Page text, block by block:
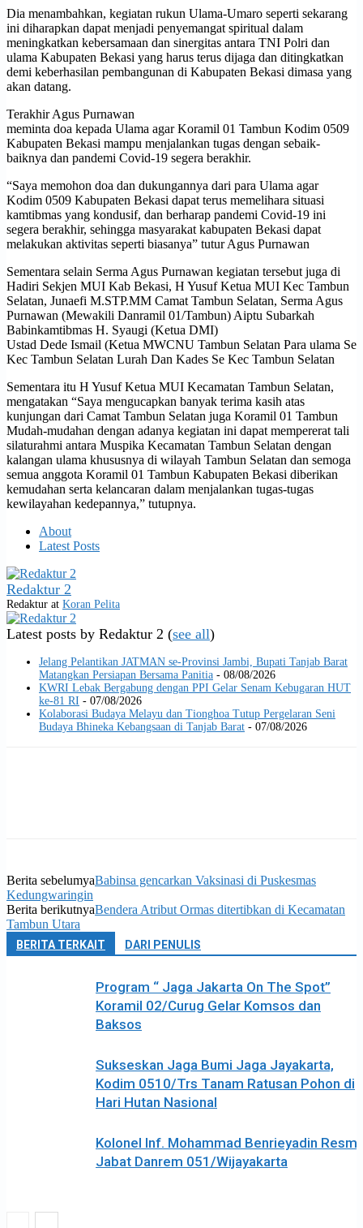
Dia menambahkan, kegiatan rukun Ulama-Umaro seperti sekarang
ini diharapkan dapat menjadi penyemangat spiritual dalam
meningkatkan kebersamaan dan sinergitas antara TNI Polri dan
ulama Kabupaten Bekasi yang harus terus dijaga dan ditingkatkan
demi keberhasilan pembangunan di Kabupaten Bekasi dimasa yang
akan datang.
Terakhir Agus Purnawan
meminta doa kepada Ulama agar Koramil 01 Tambun Kodim 0509
Kabupaten Bekasi mampu menjalankan tugas dengan sebaik-
baiknya dan pandemi Covid-19 segera berakhir.
“Saya memohon doa dan dukungannya dari para Ulama agar
Kodim 0509 Kabupaten Bekasi dapat terus memelihara situasi
kamtibmas yang kondusif, dan berharap pandemi Covid-19 ini
segera berakhir, sehingga masyarakat kabupaten Bekasi dapat
melakukan aktivitas seperti biasanya” tutur Agus Purnawan
Sementara selain Serma Agus Purnawan kegiatan tersebut juga di
Hadiri Sekjen MUI Kab Bekasi, H Yusuf Ketua MUI Kec Tambun
Selatan, Junaefi M.STP.MM Camat Tambun Selatan, Serma Agus
Purnawan (Mewakili Danramil 01/Tambun) Aiptu Subarkah
Babinkamtibmas H. Syaugi (Ketua DMI)
Ustad Dede Ismail (Ketua MWCNU Tambun Selatan Para ulama Se
Kec Tambun Selatan Lurah Dan Kades Se Kec Tambun Selatan
Sementara itu H Yusuf Ketua MUI Kecamatan Tambun Selatan,
mengatakan “Saya mengucapkan banyak terima kasih atas
kunjungan dari Camat Tambun Selatan juga Koramil 01 Tambun
Mudah-mudahan dengan adanya kegiatan ini dapat mempererat tali
silaturahmi antara Muspika Kecamatan Tambun Selatan dengan
kalangan ulama khususnya di wilayah Tambun Selatan dan semoga
semua anggota Koramil 01 Tambun Kabupaten Bekasi diberikan
kemudahan serta kelancaran dalam menjalankan tugas-tugas
kewilayahan kedepannya,” tutupnya.
About
Latest Posts
Redaktur 2
Redaktur at Koran Pelita
Latest posts by Redaktur 2 (see all)
Jelang Pelantikan JATMAN se-Provinsi Jambi, Bupati Tanjab Barat
Matangkan Persiapan Bersama Panitia - 08/08/2026
KWRI Lebak Bergabung dengan PPI Gelar Senam Kebugaran HUT
ke-81 RI - 07/08/2026
Kolaborasi Budaya Melayu dan Tionghoa Tutup Pergelaran Seni
Budaya Bhineka Kebangsaan di Tanjab Barat - 07/08/2026
Berita sebelumyaBabinsa gencarkan Vaksinasi di Puskesmas
Kedungwaringin
Berita berikutnyaBendera Atribut Ormas ditertibkan di Kecamatan
Tambun Utara
BERITA TERKAIT DARI PENULIS
Program “ Jaga Jakarta On The Spot”
Koramil 02/Curug Gelar Komsos dan
Baksos
Sukseskan Jaga Bumi Jaga Jayakarta,
Kodim 0510/Trs Tanam Ratusan Pohon di
Hari Hutan Nasional
Kolonel Inf. Mohammad Benrieyadin Resmi
Jabat Danrem 051/Wijayakarta